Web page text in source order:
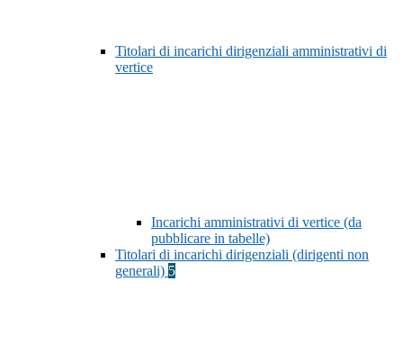
Titolari di incarichi dirigenziali amministrativi di
vertice
Incarichi amministrativi di vertice (da
pubblicare in tabelle)
Titolari di incarichi dirigenziali (dirigenti non
generali) 5